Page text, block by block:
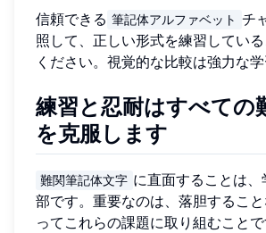
信頼できる 筆記体アルファベット チ
照して、正しい形式を練習してい
ください。視覚的な比較は強力な学
練習と忍耐はすべての
を克服します
難関筆記体文字 に直面することは
部です。重要なのは、落胆するこ
ってこれらの課題に取り組むこと